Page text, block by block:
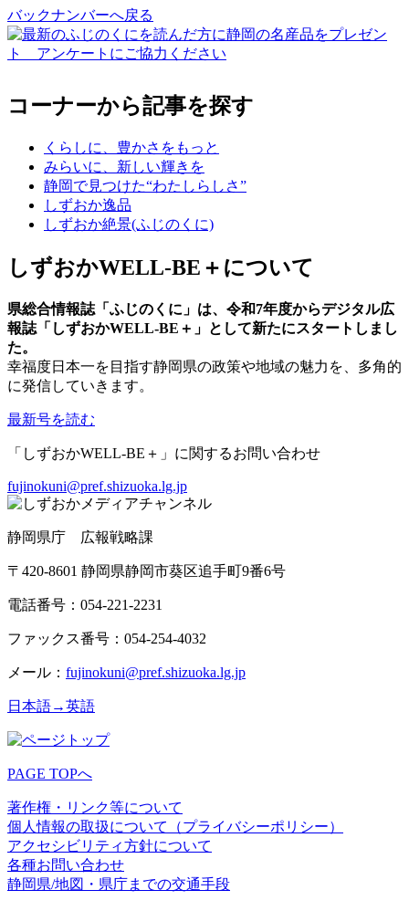
バックナンバーへ戻る
コーナーから記事を探す
くらしに、豊かさをもっと
みらいに、新しい輝きを
静岡で見つけた“わたしらしさ”
しずおか逸品
しずおか絶景(ふじのくに)
しずおかWELL-BE＋について
県総合情報誌「ふじのくに」は、令和7年度からデジタル広
報誌「しずおかWELL-BE＋」として新たにスタートしまし
た。
幸福度日本一を目指す静岡県の政策や地域の魅力を、多角的
に発信していきます。
最新号を読む
「しずおかWELL-BE＋」に関するお問い合わせ
fujinokuni@pref.shizuoka.lg.jp
静岡県庁 広報戦略課
〒420-8601 静岡県静岡市葵区追手町9番6号
電話番号：054-221-2231
ファックス番号：054-254-4032
メール： fujinokuni@pref.shizuoka.lg.jp
日本語→英語
PAGE TOPへ
著作権・リンク等について
個人情報の取扱について（プライバシーポリシー）
アクセシビリティ方針について
各種お問い合わせ
静岡県/地図・県庁までの交通手段